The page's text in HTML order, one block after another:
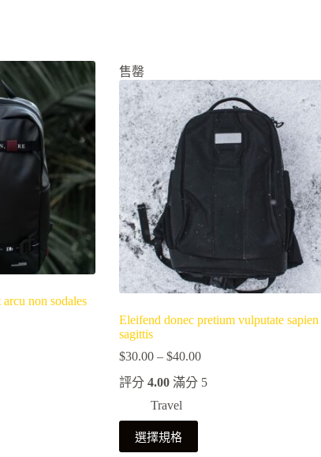
non sodales
售罄
Eleifend donec pretium vulputate sapien
sagittis
$30.00 – $40.00價
格
評分 4.00滿分 5
Travel
選擇規格
產